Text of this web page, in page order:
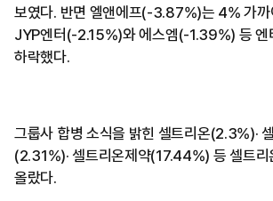
보였다. 반면 엘앤에프(-3.87%)는 4% 가까
JYP엔터(-2.15%)와 에스엠(-1.39%) 등 엔
하락했다.
그룹사 합병 소식을 밝힌 셀트리온(2.3%)·
(2.31%)· 셀트리온제약(17.44%) 등 셀트리
올랐다.